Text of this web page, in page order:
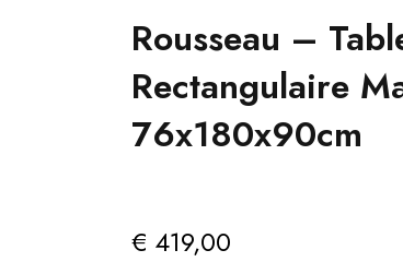
Rousseau –
Rectangulaire
76x180x90cm
€ 419,00